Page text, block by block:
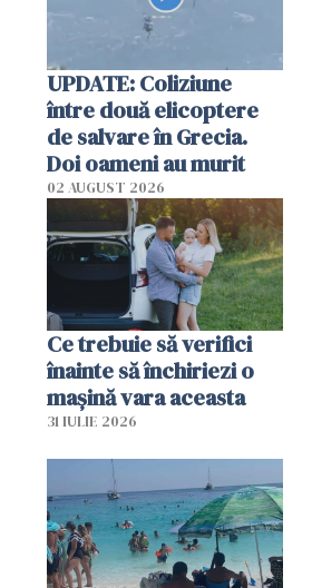
UPDATE: Coliziune
între două elicoptere
de salvare în Grecia.
Doi oameni au murit
02 AUGUST 2026
Ce trebuie să verifici
înainte să închiriezi o
mașină vara aceasta
31 IULIE 2026